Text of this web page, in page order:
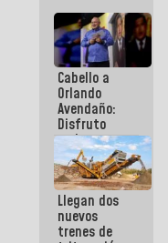
Cabello a
Orlando
Avendaño:
Disfruto
cada vez
que escribes
porque lo
que haces
es
embarrarla
Llegan dos
nuevos
trenes de